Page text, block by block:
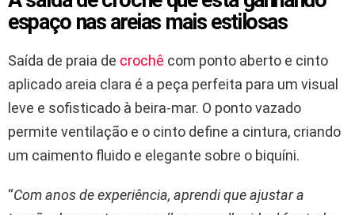
espaço nas areias mais estilosas
Saída de praia de crochê com ponto aberto e cinto
aplicado areia clara é a peça perfeita para um visual
leve e sofisticado à beira-mar. O ponto vazado
permite ventilação e o cinto define a cintura, criando
um caimento fluido e elegante sobre o biquíni.
“Com anos de experiência, aprendi que ajustar a